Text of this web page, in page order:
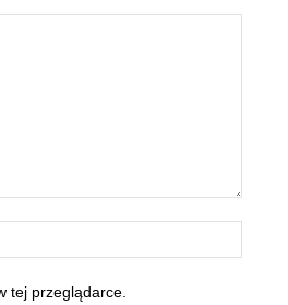
tej przeglądarce.